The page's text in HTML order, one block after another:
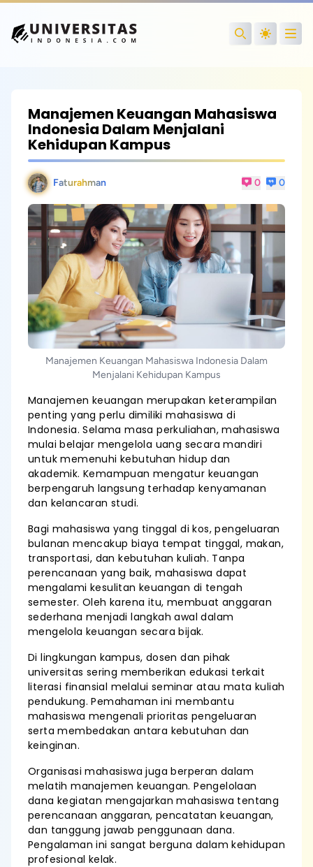
Search
Manajemen Keuangan Mahasiswa
Indonesia Dalam Menjalani
Kehidupan Kampus
Faturahman 0 0
Manajemen Keuangan Mahasiswa Indonesia Dalam
Menjalani Kehidupan Kampus
Manajemen keuangan merupakan keterampilan
penting yang perlu dimiliki mahasiswa di
Indonesia. Selama masa perkuliahan, mahasiswa
mulai belajar mengelola uang secara mandiri
untuk memenuhi kebutuhan hidup dan
akademik. Kemampuan mengatur keuangan
berpengaruh langsung terhadap kenyamanan
dan kelancaran studi.
Bagi mahasiswa yang tinggal di kos, pengeluaran
bulanan mencakup biaya tempat tinggal, makan,
transportasi, dan kebutuhan kuliah. Tanpa
perencanaan yang baik, mahasiswa dapat
mengalami kesulitan keuangan di tengah
semester. Oleh karena itu, membuat anggaran
sederhana menjadi langkah awal dalam
mengelola keuangan secara bijak.
Di lingkungan kampus, dosen dan pihak
universitas sering memberikan edukasi terkait
literasi finansial melalui seminar atau mata kuliah
pendukung. Pemahaman ini membantu
mahasiswa mengenali prioritas pengeluaran
serta membedakan antara kebutuhan dan
keinginan.
Organisasi mahasiswa juga berperan dalam
melatih manajemen keuangan. Pengelolaan
dana kegiatan mengajarkan mahasiswa tentang
perencanaan anggaran, pencatatan keuangan,
dan tanggung jawab penggunaan dana.
Pengalaman ini sangat berguna dalam kehidupan
profesional kelak.